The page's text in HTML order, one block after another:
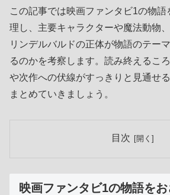
この記事では映画ファンタビ1の物
理し、主要キャラクターや魔法動物
リンデルバルドの正体が物語のテー
るのかを考察します。読み終えるこ
や次作への伏線がすっきりと見通せ
まとめていきましょう。
目次
映画ファンタビ1の物語を